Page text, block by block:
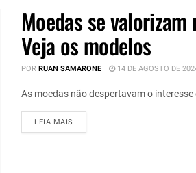
Moedas se valorizam
Veja os modelos
PORRUAN SAMARONE 14 DE AGOSTO DE
As moedas não despertavam o
LEIA MAIS